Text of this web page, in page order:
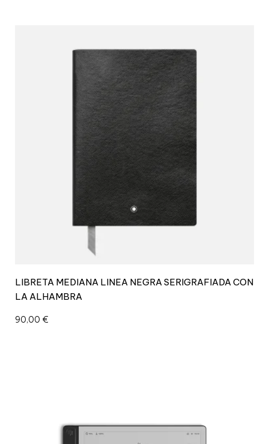
LIBRETA MEDIANA LINEA NEGRA SERIGRAFIADA CON
LA ALHAMBRA
90,00 €